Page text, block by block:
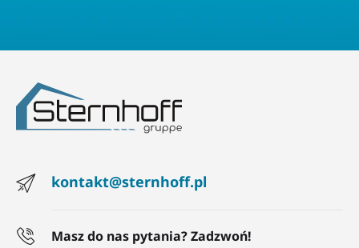
kontakt@sternhoff.pl
Masz do nas pytania? Zadzwoń!